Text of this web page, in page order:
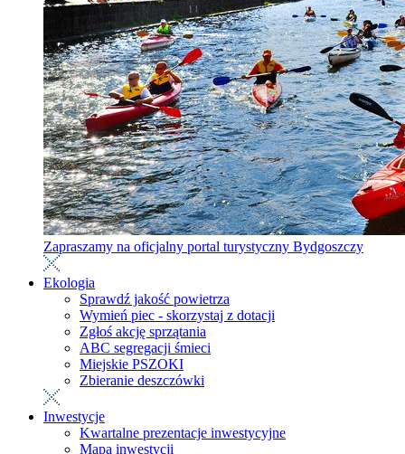
Zapraszamy na oficjalny portal turystyczny Bydgoszczy
Ekologia
Sprawdź jakość powietrza
Wymień piec - skorzystaj z dotacji
Zgłoś akcję sprzątania
ABC segregacji śmieci
Miejskie PSZOKI
Zbieranie deszczówki
Inwestycje
Kwartalne prezentacje inwestycyjne
Mapa inwestycji